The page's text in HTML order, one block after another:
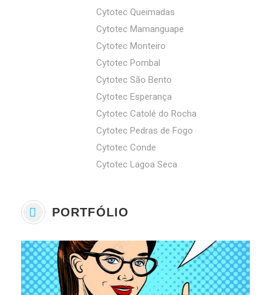
Cytotec Queimadas
Cytotec Mamanguape
Cytotec Monteiro
Cytotec Pombal
Cytotec São Bento
Cytotec Esperança
Cytotec Catolé do Rocha
Cytotec Pedras de Fogo
Cytotec Conde
Cytotec Lagoa Seca
PORTFÓLIO